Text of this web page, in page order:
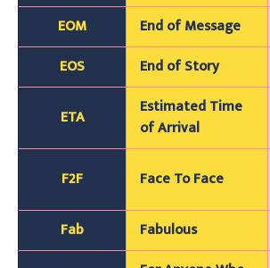
EOM
End of Message
EOS
End of Story
ETA
Estimated Time
of Arrival
F2F Face To Face
Fab
Fabulous